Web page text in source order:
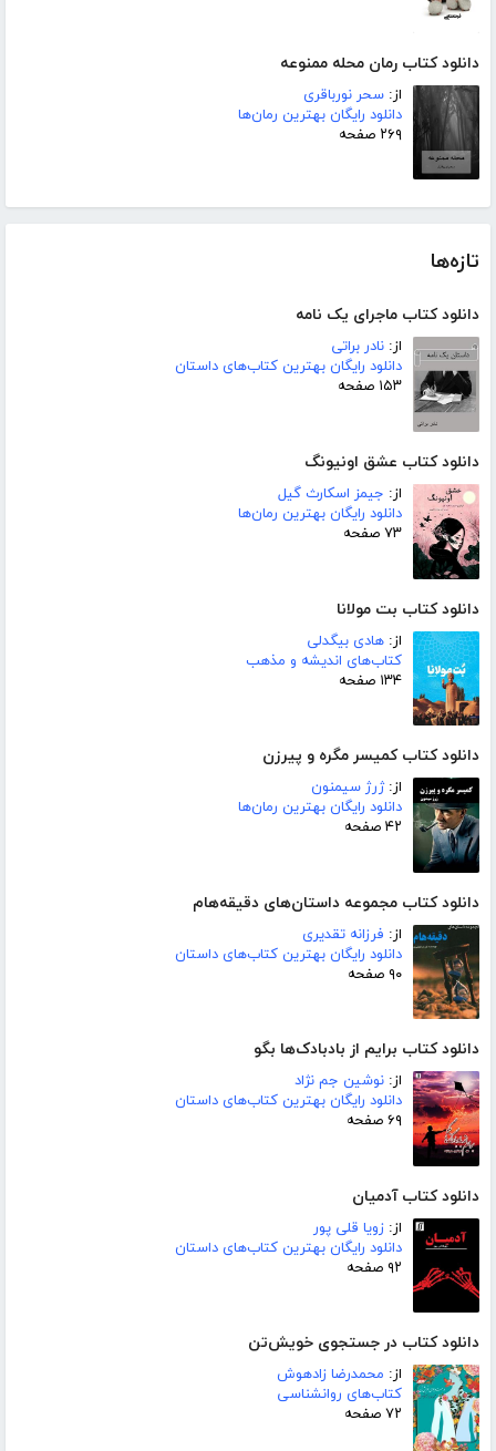
دانلود کتاب رمان محله ممنوعه
از: سحر نورباقری
دانلود رایگان بهترین رمان‌ها
۲۶۹ صفحه
تازه‌ها
دانلود کتاب ماجرای یک نامه
از: نادر براتی
دانلود رایگان بهترین کتاب‌های داستان
۱۵۳ صفحه
دانلود کتاب عشق اونیونگ
از: جیمز اسکارث گیل
دانلود رایگان بهترین رمان‌ها
۷۳ صفحه
دانلود کتاب بت مولانا
از: هادی بیگدلی
کتاب‌های اندیشه و مذهب
۱۳۴ صفحه
دانلود کتاب کمیسر مگره و پیرزن
از:ژرژ سیمنون
دانلود رایگان بهترین رمان‌ها
۴۲ صفحه
دانلود کتاب مجموعه داستان‌های دقیقه‌هام
از: فرزانه تقدیری
دانلود رایگان بهترین کتاب‌های داستان
۹۰ صفحه
دانلود کتاب برایم از بادبادک‌ها بگو
از: نوشین جم نژاد
دانلود رایگان بهترین کتاب‌های داستان
۶۹ صفحه
دانلود کتاب آدمیان
از: زویا قلی پور
دانلود رایگان بهترین کتاب‌های داستان
۹۲ صفحه
دانلود کتاب در جستجوی خویش‌تن
از: محمدرضا زادهوش
کتاب‌های روانشناسی
۷۲ صفحه